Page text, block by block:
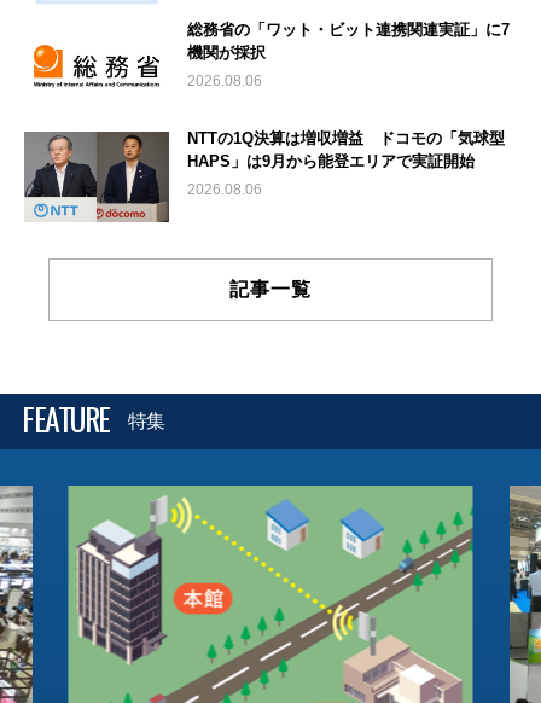
総務省の「ワット・ビット連携関連実証」に7
機関が採択
2026.08.06
NTTの1Q決算は増収増益 ドコモの「気球型
HAPS」は9月から能登エリアで実証開始
2026.08.06
記事一覧
FEATURE 特集